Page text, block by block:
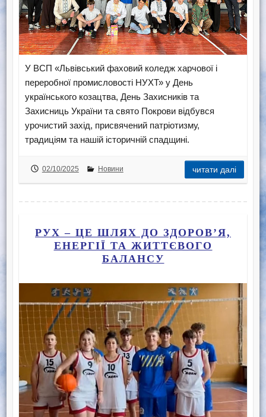
У ВСП «Львівський фаховий коледж харчової і
переробної промисловості НУХТ» у День
українського козацтва, День Захисників та
Захисниць України та свято Покрови відбувся
урочистий захід, присвячений патріотизму,
традиціям та нашій історичній спадщині.
02/10/2025 Новини читати далі
РУХ – ЦЕ ШЛЯХ ДО ЗДОРОВ’Я,
ЕНЕРГІЇ ТА ЖИТТЄВОГО
БАЛАНСУ